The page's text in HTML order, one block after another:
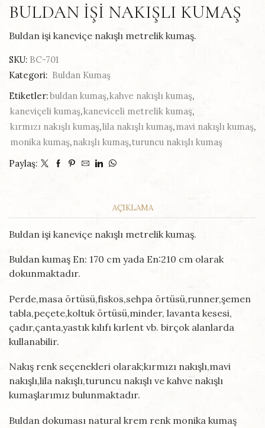
BULDAN IŞI NAKIŞLI KUMAŞ
Buldan işi kaneviçe nakışlı metrelik kumaş.
SKU: BC-701
Kategori: Buldan Kumaş
Etiketler:buldan kumaş,kahve nakışlı kumaş,
kaneviçeli kumaş,kaneviceli metrelik kumaş,
kırmızı nakışlı kumaş,lila nakışlı kumaş,mavi nakışlı kumaş,
monika kumaş,nakışlı kumaş,turuncu nakışlı kumaş
Paylaş:
AÇIKLAMA
Buldan işi kaneviçe nakışlı metrelik kumaş.
Buldan kumaş En: 170 cm yada En:210 cm olarak
dokunmaktadır.
Perde,masa örtüsü,fiskos,sehpa örtüsü,runner,şemen
tabla,peçete,koltuk örtüsü,minder, lavanta kesesi,
çadır,çanta,yastık kılıfı kırlent vb. birçok alanlarda
kullanabilir.
Nakış renk seçenekleri olarak;kırmızı nakışlı,mavi
nakışlı,lila nakışlı,turuncu nakışlı ve kahve nakışlı
kumaşlarımız bulunmaktadır.
Buldan dokuması natural krem renk monika kumaş